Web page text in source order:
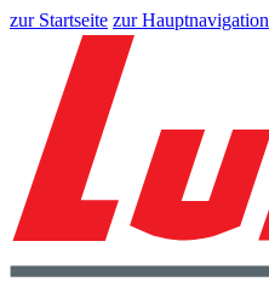
zur Startseite zur Hauptnavigation